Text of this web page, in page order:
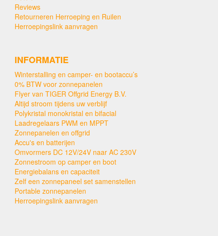
Reviews
Retourneren Herroeping en Ruilen
Herroepingslink aanvragen
INFORMATIE
Winterstalling en camper- en bootaccu’s
0% BTW voor zonnepanelen
Flyer van TIGER Offgrid Energy B.V.
Altijd stroom tijdens uw verblijf
Polykristal monokristal en bifacial
Laadregelaars PWM en MPPT
Zonnepanelen en offgrid
Accu's en batterijen
Omvormers DC 12V/24V naar AC 230V
Zonnestroom op camper en boot
Energiebalans en capaciteit
Zelf een zonnepaneel set samenstellen
Portable zonnepanelen
Herroepingslink aanvragen